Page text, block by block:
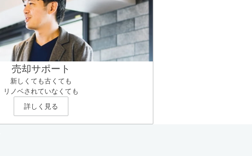
売却サポート
新しくても古くても
リノベされていなくても
詳しく見る